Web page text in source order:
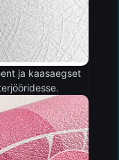
ja kaasaegset